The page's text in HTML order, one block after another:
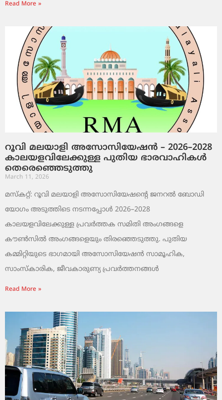
Read More »
റൂവി മലയാളി അസോസിയേഷൻ – 2026–2028
കാലയളവിലേക്കുള്ള പുതിയ ഭാരവാഹികൾ
തെരെഞ്ഞെടുത്തു
March 11, 2026
മസ്കറ്റ്: റൂവി മലയാളി അസോസിയേഷന്റെ ജനറൽ ബോഡി
യോഗം അടുത്തിടെ നടന്നപ്പോൾ 2026–2028
കാലയളവിലേക്കുള്ള പ്രവർത്തക സമിതി അംഗങ്ങളെ
കൗൺസിൽ അംഗങ്ങളെയും തിരഞ്ഞെടുത്തു. പുതിയ
കമ്മിറ്റിയുടെ ഭാഗമായി അസോസിയേഷൻ സാമൂഹിക,
സാംസ്‌കാരിക, ജീവകാരുണ്യ പ്രവർത്തനങ്ങൾ
Read More »